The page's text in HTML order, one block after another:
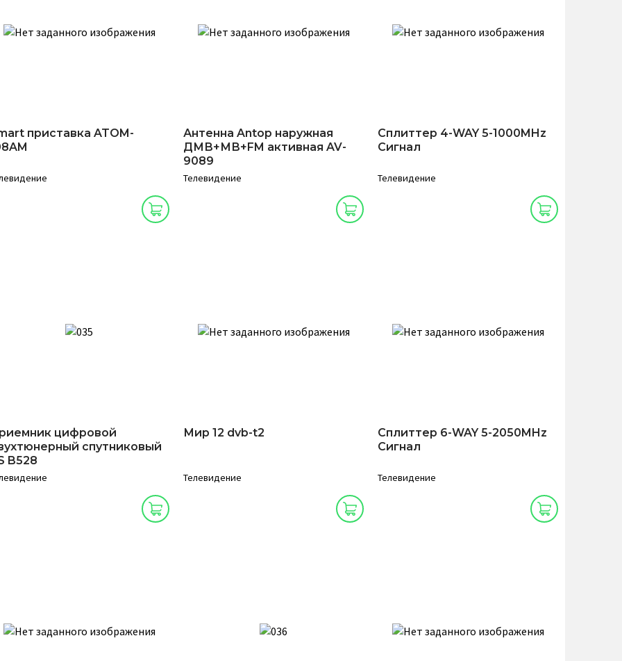
приставка ATOM-
Антенна Antop наружная
ДМВ+МВ+FM активная AV-
9089
Телевидение
Сплиттер 4-WAY 5-1000MHz
Сигнал
Телевидение
цифровой
спутниковый
B528
Мир 12 dvb-t2
Телевидение
Сплиттер 6-WAY 5-2050MHz
Сигнал
Телевидение